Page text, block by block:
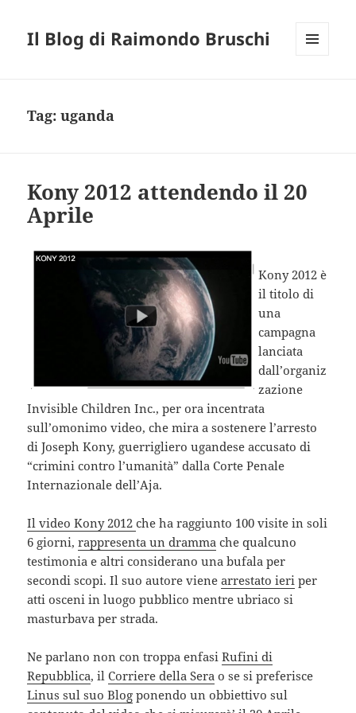
Il Blog di Raimondo Bruschi
Tag:uganda
Kony 2012 attendendo il 20
Aprile
Kony 2012 è
il titolo di
una
campagna
lanciata
dall’organiz
zazione
Invisible Children Inc., per ora incentrata
sull’omonimo video, che mira a sostenere l’arresto
di Joseph Kony, guerrigliero ugandese accusato di
“crimini contro l’umanità” dalla Corte Penale
Internazionale dell’Aja.
Il video Kony 2012che ha raggiunto 100 visite in soli
6 giorni,rappresenta un dramma che qualcuno
testimonia e altri considerano una bufala per
secondi scopi. Il suo autore vienearrestato ieri per
atti osceni in luogo pubblico mentre ubriaco si
masturbava per strada.
Ne parlano non con troppa enfasiRufini di
Repubblica, ilCorriere della Sera o se si preferisce
Linus sul suo Blog ponendo un obbiettivo sul